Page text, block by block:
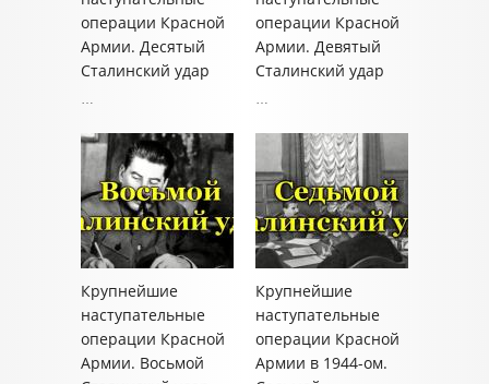
операции Красной
Армии. Десятый
Сталинский удар
…
операции Красной
Армии. Девятый
Сталинский удар
…
Крупнейшие
наступательные
операции Красной
Армии. Восьмой
Крупнейшие
наступательные
операции Красной
Армии в 1944-ом.